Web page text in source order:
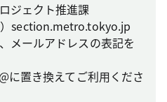
ジェクト推進課
section.metro.tokyo.jp
メールアドレスの表記を
に置き換えてご利用くださ